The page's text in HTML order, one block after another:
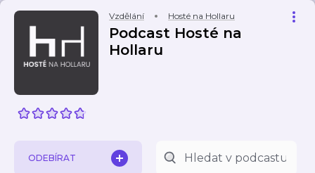
Vzdělání Hosté na Hollaru
Podcast Hosté na
Hollaru
ODEBÍRAT